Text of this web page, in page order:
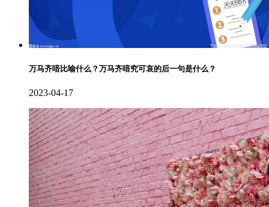
万马齐喑比喻什么？万马齐喑究可哀的后一句是什么？
2023-04-17